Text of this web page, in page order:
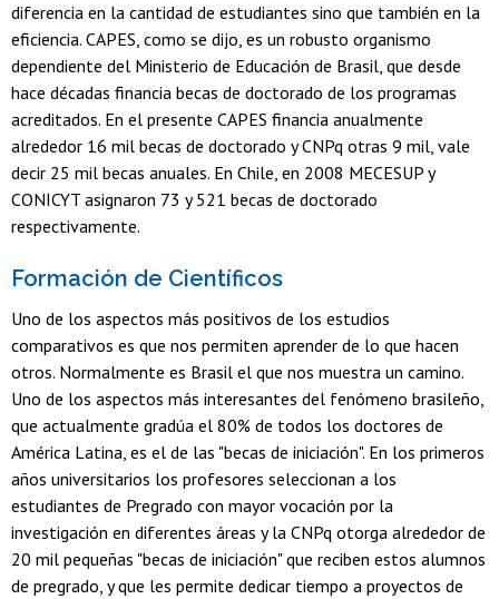
diferencia en la cantidad de estudiantes sino que también en la
eficiencia. CAPES, como se dijo, es un robusto organismo
dependiente del Ministerio de Educación de Brasil, que desde
hace décadas financia becas de doctorado de los programas
acreditados. En el presente CAPES financia anualmente
alrededor 16 mil becas de doctorado y CNPq otras 9 mil, vale
decir 25 mil becas anuales. En Chile, en 2008 MECESUP y
CONICYT asignaron 73 y 521 becas de doctorado
respectivamente.
Formación de Científicos
Uno de los aspectos más positivos de los estudios
comparativos es que nos permiten aprender de lo que hacen
otros. Normalmente es Brasil el que nos muestra un camino.
Uno de los aspectos más interesantes del fenómeno brasileño,
que actualmente gradúa el 80% de todos los doctores de
América Latina, es el de las "becas de iniciación". En los primeros
años universitarios los profesores seleccionan a los
estudiantes de Pregrado con mayor vocación por la
investigación en diferentes áreas y la CNPq otorga alrededor de
20 mil pequeñas "becas de iniciación" que reciben estos alumnos
de pregrado, y que les permite dedicar tiempo a proyectos de